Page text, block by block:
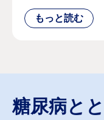
糖尿病と